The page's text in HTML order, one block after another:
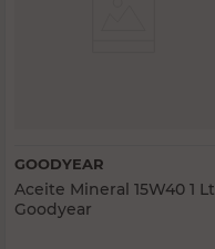
GOODYEAR
Aceite Mineral 15W40 1 Lt
Goodyear